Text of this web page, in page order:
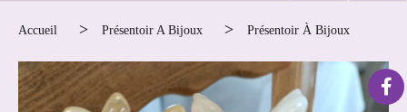
Accueil Présentoir A Bijoux Présentoir À Bijoux